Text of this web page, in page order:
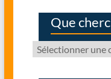
Que
Que
cherchez-